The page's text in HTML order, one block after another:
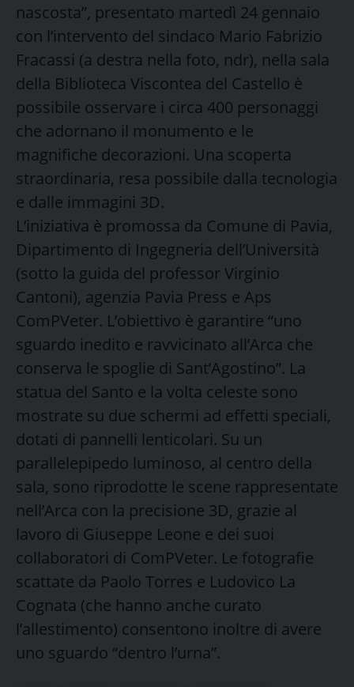
nascosta”, presentato martedì 24 gennaio
con l’intervento del sindaco Mario Fabrizio
Fracassi (a destra nella foto, ndr), nella sala
della Biblioteca Viscontea del Castello è
possibile osservare i circa 400 personaggi
che adornano il monumento e le
magnifiche decorazioni. Una scoperta
straordinaria, resa possibile dalla tecnologia
e dalle immagini 3D.
L’iniziativa è promossa da Comune di Pavia,
Dipartimento di Ingegneria dell’Università
(sotto la guida del professor Virginio
Cantoni), agenzia Pavia Press e Aps
ComPVeter. L’obiettivo è garantire “uno
sguardo inedito e ravvicinato all’Arca che
conserva le spoglie di Sant’Agostino”. La
statua del Santo e la volta celeste sono
mostrate su due schermi ad effetti speciali,
dotati di pannelli lenticolari. Su un
parallelepipedo luminoso, al centro della
sala, sono riprodotte le scene rappresentate
nell’Arca con la precisione 3D, grazie al
lavoro di Giuseppe Leone e dei suoi
collaboratori di ComPVeter. Le fotografie
scattate da Paolo Torres e Ludovico La
Cognata (che hanno anche curato
l’allestimento) consentono inoltre di avere
uno sguardo “dentro l’urna”.